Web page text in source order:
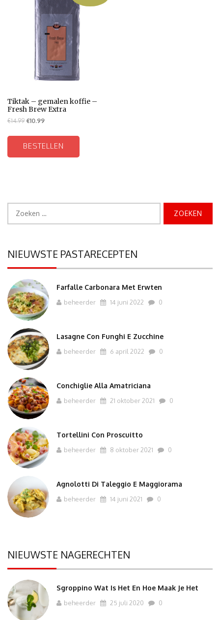
Tiktak – gemalen koffie –
Fresh Brew Extra
€14.99 €10.99
BESTELLEN
naar:
NIEUWSTE PASTARECEPTEN
Farfalle Carbonara Met Erwten
beheerder 14 juni 2022 0
Lasagne Con Funghi E Zucchine
beheerder 6 april 2022 0
Conchiglie Alla Amatriciana
beheerder 21 oktober 2021 0
Tortellini Con Proscuitto
beheerder 8 oktober 2021 0
Agnolotti Di Taleggio E Maggiorama
beheerder 14 juni 2021 0
NIEUWSTE NAGERECHTEN
Sgroppino Wat Is Het En Hoe Maak Je Het
beheerder 25 juli 2020 0